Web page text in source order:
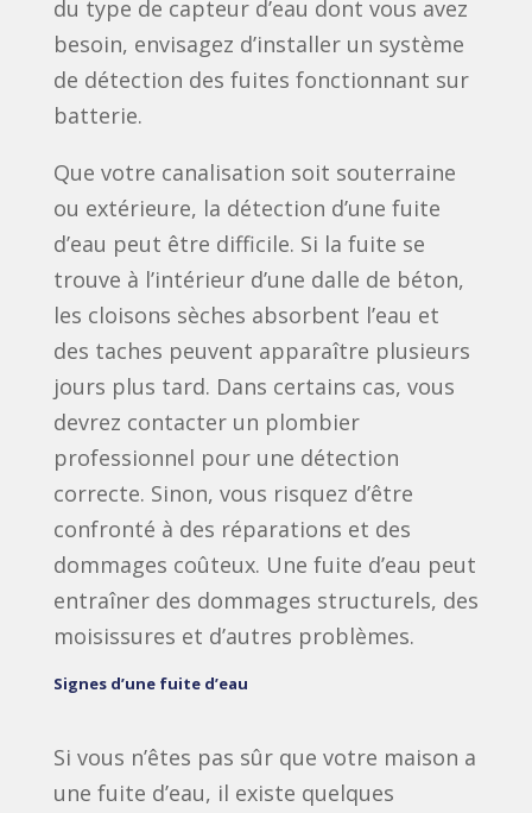
du type de capteur d’eau dont vous avez
besoin, envisagez d’installer un système
de détection des fuites fonctionnant sur
batterie.
Que votre canalisation soit souterraine
ou extérieure, la détection d’une fuite
d’eau peut être difficile. Si la fuite se
trouve à l’intérieur d’une dalle de béton,
les cloisons sèches absorbent l’eau et
des taches peuvent apparaître plusieurs
jours plus tard. Dans certains cas, vous
devrez contacter un plombier
professionnel pour une détection
correcte. Sinon, vous risquez d’être
confronté à des réparations et des
dommages coûteux. Une fuite d’eau peut
entraîner des dommages structurels, des
moisissures et d’autres problèmes.
Signes d’une fuite d’eau
Si vous n’êtes pas sûr que votre maison a
une fuite d’eau, il existe quelques